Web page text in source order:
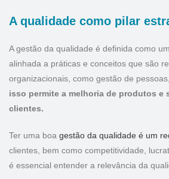
A qualidade como pilar
A gestão da qualidade é definida como
alinhada a práticas e conceitos que são
organizacionais, como gestão de
isso permite a melhoria de produtos e
clientes.
Ter uma boa gestão da qualidade é um
clientes, bem como competitividade,
é essencial entender a relevância da